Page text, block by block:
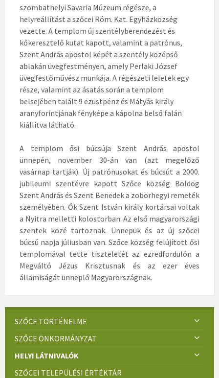
szombathelyi Savaria Múzeum régésze, a
helyreállítást a szőcei Róm. Kat. Egyházközség
vezette. A templom új szentélyberendezést és
kőkeresztelő kutat kapott, valamint a patrónus,
Szent András apostol képét a szentély középső
ablakán üvegfestményen, amely Perlaki József
üvegfestőművész munkája. A régészeti leletek egy
része, valamint az ásatás során a templom
belsejében talált 9 ezüstpénz és Mátyás király
aranyforintjának fényképe a kápolna belső falán
kiállítva látható.
A templom ősi búcsúja Szent András apostol
ünnepén, november 30-án van (azt megelőző
vasárnap tartják). Új patrónusokat és búcsút a 2000.
jubileumi szentévre kapott Szőce község Boldog
Szent András és Szent Benedek a zoborhegyi remeték
személyében. Ők Szent István király kortársai voltak
a Nyitra melletti kolostorban. Az első magyarországi
szentek közé tartoznak. Ünnepük és az új szőcei
búcsú napja júliusban van. Szőce község felújított ősi
templomával tette tiszteletét az ezredfordulón a
Megváltó Jézus Krisztusnak és az ezer éves
államiságát ünneplő Magyarországnak.
SZŐCE TÖRTÉNELME
SZŐCE ÖNKORMÁNYZAT
HELYI LÁTNIVALÓK
SZŐCEI TELEPÜLÉSI ÉRTÉKTÁR